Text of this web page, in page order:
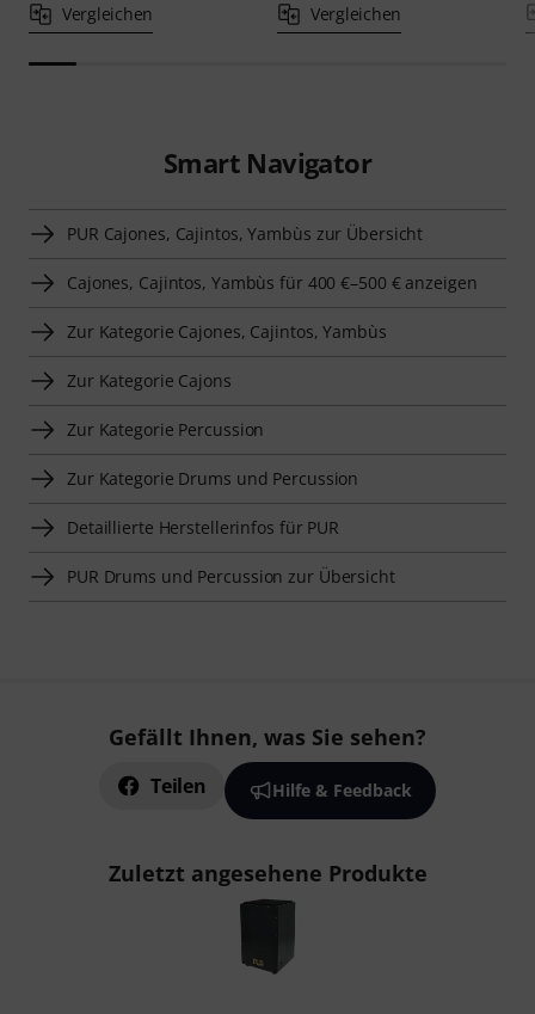
Vergleichen Vergleichen
Smart Navigator
PUR Cajones, Cajintos, Yambùs zur Übersicht
Cajones, Cajintos, Yambùs für 400 €–500 € anzeigen
Zur Kategorie Cajones, Cajintos, Yambùs
Zur Kategorie Cajons
Zur Kategorie Percussion
Zur Kategorie Drums und Percussion
Detaillierte Herstellerinfos für PUR
PUR Drums und Percussion zur Übersicht
Gefällt Ihnen, was Sie sehen?
Teilen Hilfe & Feedback
Zuletzt angesehene Produkte